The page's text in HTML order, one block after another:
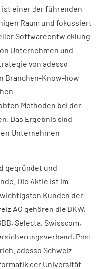
ist einer der führenden
Raum und fokussiert
Softwareentwicklung
Unternehmen und
von adesso
Branchen-Know-how
Methoden bei der
Das Ergebnis sind
Unternehmen
gegründet und
Die Aktie ist im
Kunden der
AG gehören die BKW,
Selecta, Swisscom,
Post
adesso Schweiz
der Universität